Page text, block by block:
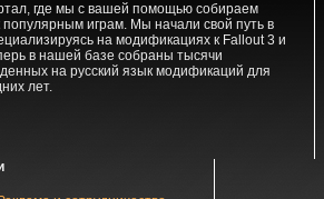
где мы с вашей помощью собираем
играм. Мы начали свой путь в
на модификациях к Fallout 3 и
в нашей базе собраны тысячи
на русский язык модификаций для
лет.